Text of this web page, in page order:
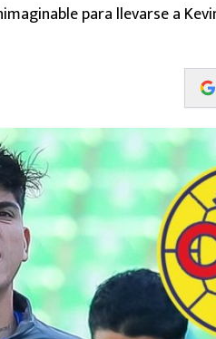
para llevarse a